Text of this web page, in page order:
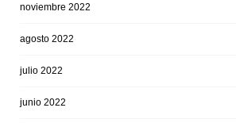
noviembre 2022
agosto 2022
julio 2022
junio 2022